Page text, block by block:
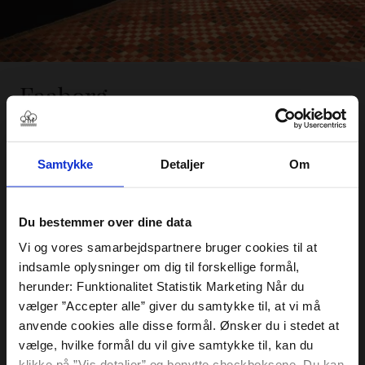
Samtykke Detaljer Om
Du bestemmer over dine data
Vi og vores samarbejdspartnere bruger cookies til at
indsamle oplysninger om dig til forskellige formål,
herunder: Funktionalitet Statistik Marketing Når du
vælger ”Accepter alle” giver du samtykke til, at vi må
anvende cookies alle disse formål. Ønsker du i stedet at
vælge, hvilke formål du vil give samtykke til, kan du
Afstand: 35 min. i bil
Faaborg
Faaborg er altid et besøg værd med smukke historiske
Besøg også:
Svanninge Bakker - De
Fynske Alper
Tag vandreskoene på og besøg Svanninge Bakker, -
også kaldet De Fynske Alper.